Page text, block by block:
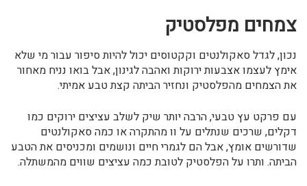
צמחים מפלסטיק
נכון, לגדל סאקולנטים וקקטוסים יכול להיות סיפור עבור מי שלא
אימץ לעצמו אצבעות ירוקות ואהבה לגינון, אבל בואו נניח מאחור
את הצמחים מהפלסטיק ונחזיר הביתה קצת טבע אמיתי.
עם פרקט עץ טבעי, הרבה יותר שיק לשלב עציצים ירוקים כמו
דקלים, שרכים שנתלים על וו מהתקרה או כמה סאקולנטים
שדורשים אומץ, אבל הם לגמרי חיים ונושמים ומכניסים את הטבע
הביתה. ותרו על הפלסטיק לטובת כמה עציצים שווים מהמשתלה.